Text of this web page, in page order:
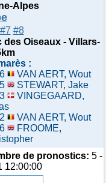
Alpes
#7 #8
des Oiseaux - Villars-
:
VAN AERT, Wout
STEWART, Jake
VINGEGAARD,
VAN AERT, Wout
FROOME,
de pronostics: 5 -
12:00:00